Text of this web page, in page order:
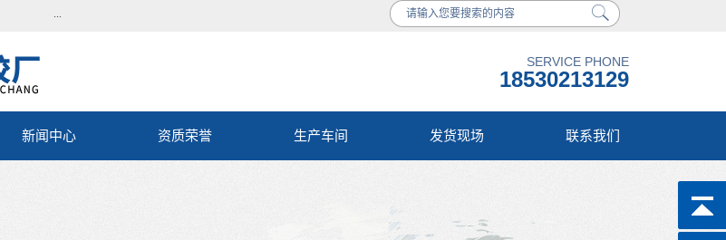
SERVICE PHONE
18530213129
新闻中心 资质荣誉 生产车间 发货现场 联系我们